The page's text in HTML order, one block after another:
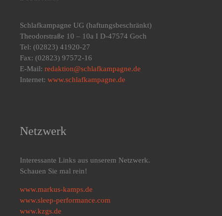
Schlafkampagne UG (haftungsbeschränkt)
Theodorstraße 10 – 10a I D-47574 Goch
Tel: (02823) 41920-27
Fax: (02823) 97572-16
E-Mail: redaktion@schlafkampagne.de
Internet: www.schlafkampagne.de
Netzwerk
Interessante Links aus unserem Netzwerk.
Schauen Sie mal rein!
www.markus-kamps.de
www.sleep-performance.com
www.kzgs.de